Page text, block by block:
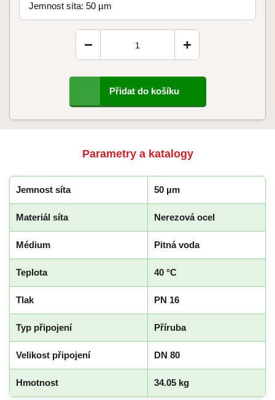
Jemnost síta: 50 µm
+
−
Přidat do košíku
Parametry a katalogy
Jemnost síta 50 µm
Materiál síta Nerezová ocel
Médium Pitná voda
Teplota 40 °C
Tlak PN 16
Typ připojení Příruba
Velikost připojení DN 80
Hmotnost 34.05 kg